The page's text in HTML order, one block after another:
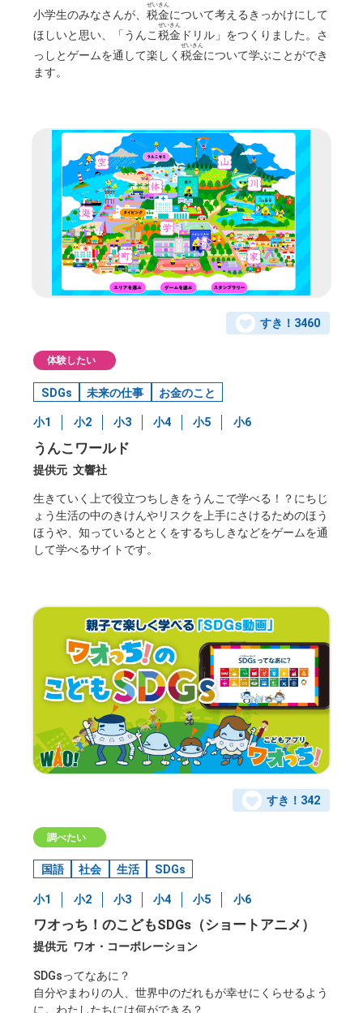
小学生のみなさんが、税金
ぜいきん
について考えるきっかけにして
ほしいと思い、「うんこ税金
ぜいきん
ドリル」をつくりました。さ
っしとゲームを通して楽しく税金
ぜいきん
について学ぶことができ
ます。
すき！ 3460
体験したい
SDGs 未来の仕事 お金のこと
小1 小2 小3 小4 小5 小6
うんこワールド
提供元 文響社
⽣きていく上で役⽴つちしきをうんこで学べる！？にちじ
ょう⽣活の中のきけんやリスクを上⼿にさけるためのほう
ほうや、知っているととくをするちしきなどをゲームを通
して学べるサイトです。
すき！ 342
調べたい
国語 社会 生活 SDGs
小1 小2 小3 小4 小5 小6
ワオっち！のこどもSDGs（ショートアニメ）
提供元 ワオ・コーポレーション
SDGsってなあに？
自分やまわりの人、世界中のだれもが幸せにくらせるよう
に。わたしたちには何ができる？